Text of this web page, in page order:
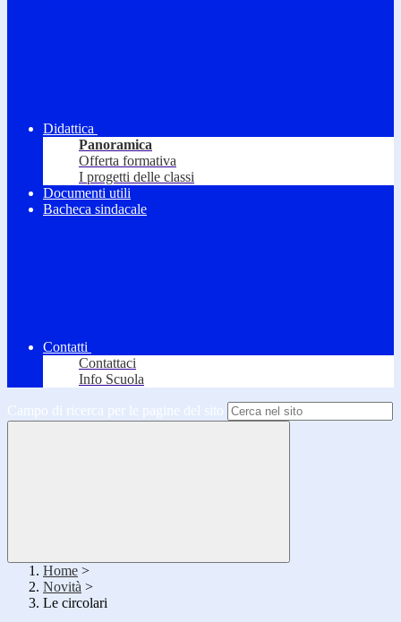
Didattica
Panoramica
Offerta formativa
I progetti delle classi
Documenti utili
Bacheca sindacale
Contatti
Contattaci
Info Scuola
Campo di ricerca per le pagine del sito
Home >
Novità >
Le circolari